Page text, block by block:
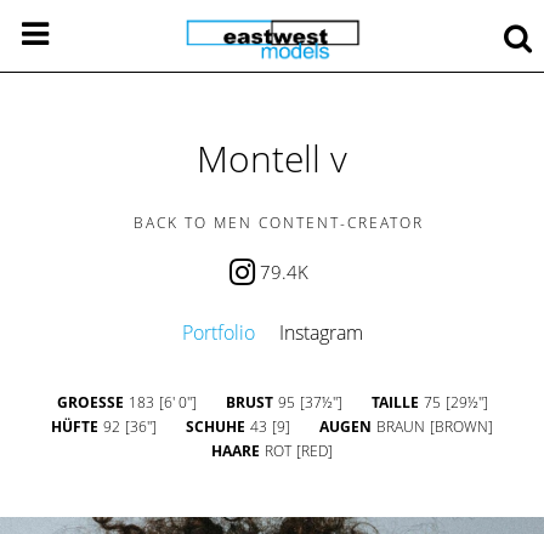
Montell v
BACK TO MEN CONTENT-CREATOR
79.4K
Portfolio Instagram
GROESSE 183 [6' 0''] BRUST 95 [37½''] TAILLE 75 [29½'']
HÜFTE 92 [36''] SCHUHE 43 [9] AUGEN BRAUN [BROWN]
HAARE ROT [RED]